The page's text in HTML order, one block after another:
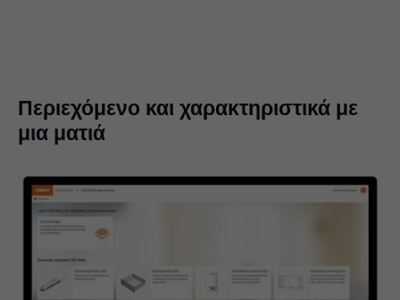
Περιεχόμενο και χαρακτηριστικά με
μια ματιά